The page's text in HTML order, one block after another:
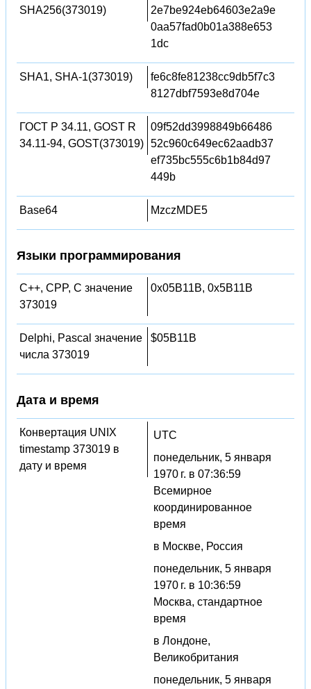
SHA256(373019)
2e7be924eb64603e2a9e
0aa57fad0b01a388e653
1dc
SHA1, SHA-1(373019)
fe6c8fe81238cc9db5f7c3
8127dbf7593e8d704e
ГОСТ Р 34.11, GOST R
34.11-94, GOST(373019)
09f52dd3998849b66486
52c960c649ec62aadb37
ef735bc555c6b1b84d97
449b
Base64 MzczMDE5
Языки программирования
C++, CPP, C значение
373019
0x05B11B, 0x5B11B
Delphi, Pascal значение
числа 373019
$05B11B
Дата и время
Конвертация UNIX
timestamp 373019 в
дату и время
UTC
понедельник, 5 января
1970 г. в 07:36:59
Всемирное
координированное
время
в Москве, Россия
понедельник, 5 января
1970 г. в 10:36:59
Москва, стандартное
время
в Лондоне,
Великобритания
понедельник, 5 января